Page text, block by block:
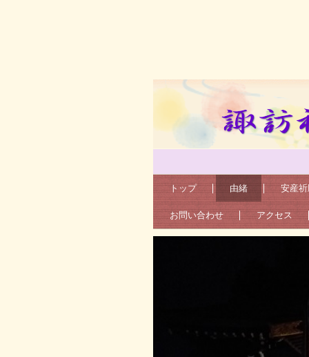
イト きゅうり 火防祭 車 山車
トップ 由緒 安産
お問い合わせ アクセス